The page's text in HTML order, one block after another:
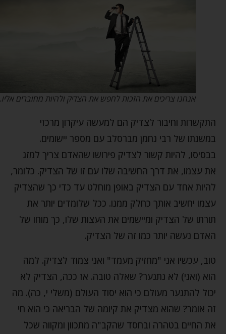
אנחנו צריכים את הזכות לחפש את הצדיק ולהיות מחוברים אליו…
התקשרות וחיבור לצדיק הם למעשה עיקרון מרכזי
במשנתו של רבי נחמן מברסלב עם מספר יישומים.
בבסיסו, להיות קשור לצדיק פירושו שהאדם צריך למזג
את עצמו, את דרך החשיבה שלו עם זו של הצדיק. כלומר,
להיות אחד עם הצדיק באופן מוחלט עד כדי כך שהצדיק
עצמו יחשיב אותך כחלק ממנו. ככל שלומדים יותר את
תורתו של הצדיק ומיישמים את העצות שלו, כך מוחו של
האדם נעשה יותר כמו זה של הצדיק.
טוב, עכשיו אני "מחזיק מעמד" ואני צמוד לצדיק. למה
הוא (ואני) לא נתנער? שאלה טובה. אז ככה, הצדיק לא
יכול להתנער מעולם כי הוא יסוד העולם (משלי י, כה). מה
זה אומר? שהוא מצדיק את קיומה של הבריאה כי הוא חי
את החיים בטהרה ובחסד שהקב"ה מתכוון ומקווה שכל